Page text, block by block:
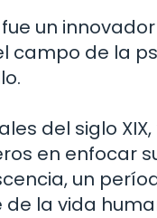
un
campo de la
del siglo
en enfocar
un
la vida